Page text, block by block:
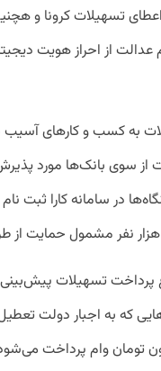
تسهیلات کرونا و
از احراز هویت
به کسب و کارهای
از سوی بانک‌ها مورد
تسهیلات
که به اجبار دولت